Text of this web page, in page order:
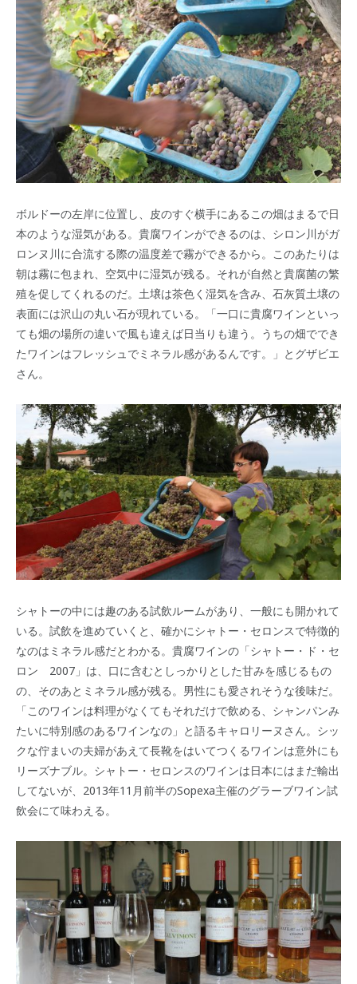
ボルドーの左岸に位置し、皮のすぐ横手にあるこの畑はまるで日
本のような湿気がある。貴腐ワインができるのは、シロン川がガ
ロンヌ川に合流する際の温度差で霧ができるから。このあたりは
朝は霧に包まれ、空気中に湿気が残る。それが自然と貴腐菌の繁
殖を促してくれるのだ。土壌は茶色く湿気を含み、石灰質土壌の
表面には沢山の丸い石が現れている。「一口に貴腐ワインといっ
ても畑の場所の違いで風も違えば日当りも違う。うちの畑ででき
たワインはフレッシュでミネラル感があるんです。」とグザビエ
さん。
シャトーの中には趣のある試飲ルームがあり、一般にも開かれて
いる。試飲を進めていくと、確かにシャトー・セロンスで特徴的
なのはミネラル感だとわかる。貴腐ワインの「シャトー・ド・セ
ロン 2007」は、口に含むとしっかりとした甘みを感じるもの
の、そのあとミネラル感が残る。男性にも愛されそうな後味だ。
「このワインは料理がなくてもそれだけで飲める、シャンパンみ
たいに特別感のあるワインなの」と語るキャロリーヌさん。シッ
クな佇まいの夫婦があえて長靴をはいてつくるワインは意外にも
リーズナブル。シャトー・セロンスのワインは日本にはまだ輸出
してないが、2013年11月前半のSopexa主催のグラーブワイン試
飲会にて味わえる。